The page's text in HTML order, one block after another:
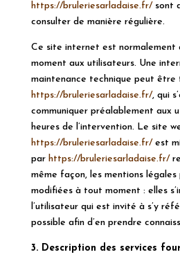
https://bruleriesarladaise.fr/sont
consulter de manière régulière.
Ce site internet est normalement
moment aux utilisateurs. Une
maintenance technique peut
https://bruleriesarladaise.fr/, qui
communiquer préalablement aux
heures de l’intervention. Le site
https://bruleriesarladaise.fr/est
par https://bruleriesarladaise.fr/
même façon, les mentions
modifiées à tout moment : elles
l’utilisateur qui est invité à s’y
possible afin d’en prendre
3. Description des services